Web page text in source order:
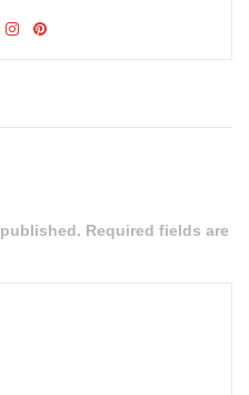
Required fields are